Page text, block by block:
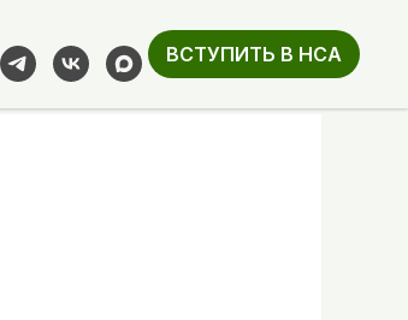
ВСТУПИТЬ В НСА